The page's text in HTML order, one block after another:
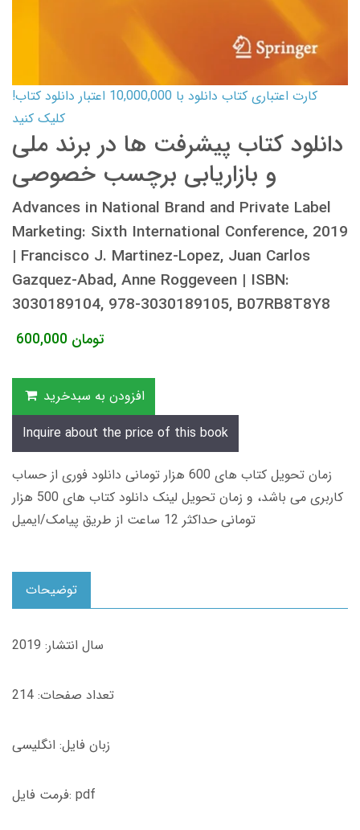
کارت اعتباری کتاب دانلود با 10,000,000 اعتبار دانلود کتاب!
کلیک کنید
دانلود کتاب پیشرفت ها در برند ملی
و بازاریابی برچسب خصوصی
Advances in National Brand and Private Label
Marketing: Sixth International Conference, 2019
| Francisco J. Martinez-Lopez, Juan Carlos
Gazquez-Abad, Anne Roggeveen | ISBN:
3030189104, 978-3030189105, B07RB8T8Y8
600,000 تومان
افزودن به سبدخرید
Inquire about the price of this book
زمان تحویل کتاب های 600 هزار تومانی دانلود فوری از حساب
کاربری می باشد، و زمان تحویل لینک دانلود کتاب های 500 هزار
تومانی حداکثر 12 ساعت از طریق پیامک/ایمیل
توضیحات
سال انتشار: 2019
تعداد صفحات: 214
زبان فایل: انگلیسی
فرمت فایل: pdf